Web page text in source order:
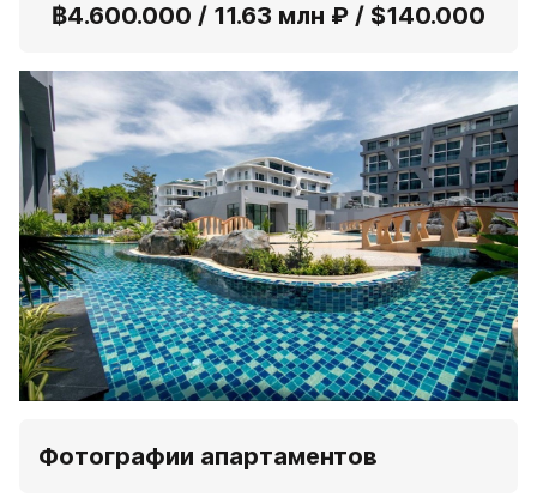
฿4.600.000 / 11.63 млн ₽ / $140.000
Фотографии апартаментов